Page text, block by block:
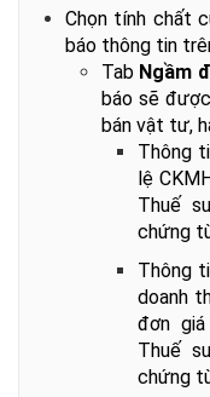
Chọn tính chất
báo thông tin
Tab Ngầm
báo sẽ
bán vật tư,
Thông
lệ
Thuế
chứng
Thông
doanh
đơn
Thuế
chứng